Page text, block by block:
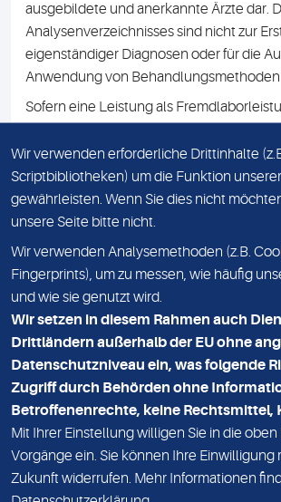
ausgebildete und anerkannte Ärzte dar.
Analysenverzeichnisses sind nicht zur
eigenständiger Diagnosen oder für die
Anwendung von
Sofern eine Leistung als
Namen des Fremdlabors mit. Mit der
Fremdlaborleistung erklären Sie sich mit
Vereinbarung einverstanden.
DATENSCHUTZ
KONTAKT
NEWSLETTER
ADRESSE
MVZ Medizinisches Labor Nord MLN GmbH
Essener Straße 108
22419 Hamburg
Wir verwenden erforderliche Drittinhalte
Scriptbibliotheken) um die Funktion
gewährleisten. Wenn Sie dies nicht
unsere Seite bitte nicht.
Wir verwenden Analysemethoden (z.B.
Fingerprints), um zu messen, wie häufig
und wie sie genutzt wird.
Wir setzen in diesem Rahmen auch
Drittländern außerhalb der EU ohne
Datenschutzniveau ein, was folgende
Zugriff durch Behörden ohne
Betroffenenrechte, keine Rechtsmittel,
Mit Ihrer Einstellung willigen Sie in die
Vorgänge ein. Sie können Ihre Einwilligung
Zukunft widerrufen. Mehr Informationen